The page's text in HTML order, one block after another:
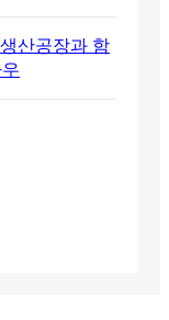
산공장과 함